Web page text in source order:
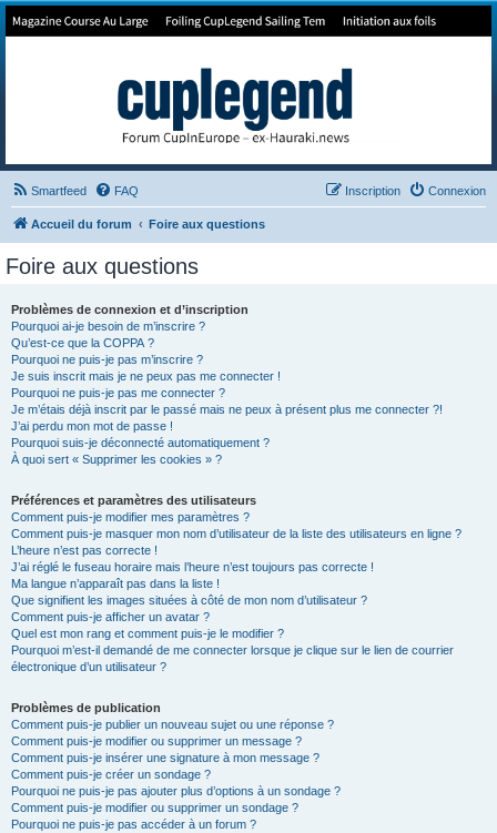
Forum de Cup In Europe
Smartfeed FAQ Connexion
Inscription
Accueil du forum Foire aux questions
Foire aux questions
Problèmes de connexion et d’inscription
Pourquoi ai-je besoin de m’inscrire ?
Qu’est-ce que la COPPA ?
Pourquoi ne puis-je pas m’inscrire ?
Je suis inscrit mais je ne peux pas me connecter !
Pourquoi ne puis-je pas me connecter ?
Je m’étais déjà inscrit par le passé mais ne peux à présent plus me connecter ?!
J’ai perdu mon mot de passe !
Pourquoi suis-je déconnecté automatiquement ?
À quoi sert « Supprimer les cookies » ?
Préférences et paramètres des utilisateurs
Comment puis-je modifier mes paramètres ?
Comment puis-je masquer mon nom d’utilisateur de la liste des utilisateurs en ligne ?
L’heure n’est pas correcte !
J’ai réglé le fuseau horaire mais l’heure n’est toujours pas correcte !
Ma langue n’apparaît pas dans la liste !
Que signifient les images situées à côté de mon nom d’utilisateur ?
Comment puis-je afficher un avatar ?
Quel est mon rang et comment puis-je le modifier ?
Pourquoi m’est-il demandé de me connecter lorsque je clique sur le lien de courrier
électronique d’un utilisateur ?
Problèmes de publication
Comment puis-je publier un nouveau sujet ou une réponse ?
Comment puis-je modifier ou supprimer un message ?
Comment puis-je insérer une signature à mon message ?
Comment puis-je créer un sondage ?
Pourquoi ne puis-je pas ajouter plus d’options à un sondage ?
Comment puis-je modifier ou supprimer un sondage ?
Pourquoi ne puis-je pas accéder à un forum ?